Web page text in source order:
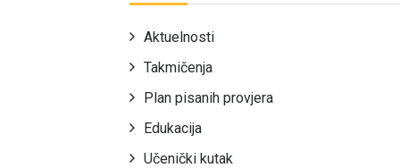
Aktuelnosti
Takmičenja
Plan pisanih provjera
Edukacija
Učenički kutak